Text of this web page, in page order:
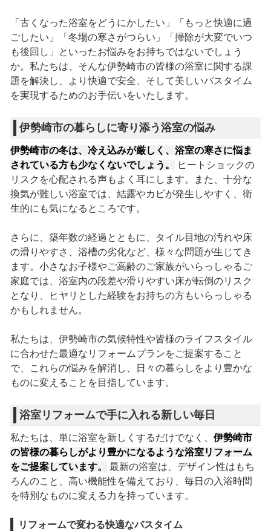
「古くなった浴室をどうにかしたい」「もっと快適に過
ごしたい」「冬場の寒さがつらい」「掃除が大変でいつ
も後回し」といったお悩みをお持ちではないでしょう
か。私たちは、そんな伊勢崎市の皆様の浴室に関する課
題を解決し、より快適で安全、そして美しいバスタイム
を実現するためのお手伝いをいたします。
伊勢崎市の暮らしに寄り添う浴室の悩み
伊勢崎市の冬は、冷え込みが厳しく、浴室の寒さに悩ま
されている方も少なくないでしょう。
ヒートショックの
リスクを心配される声もよく耳にします。また、十分な
換気が難しい浴室では、結露やカビが発生しやすく、衛
生的にも気になるところです。
さらに、築年数の経過とともに、タイル目地の汚れや床
の滑りやすさ、浴槽の劣化など、様々な問題が生じてき
ます。小さなお子様やご高齢のご家族がいらっしゃるご
家庭では、浴室内の段差や滑りやすい床が転倒のリスク
となり、ヒヤリとした経験をお持ちの方もいらっしゃる
かもしれません。
私たちは、伊勢崎市の気候特性や皆様のライフスタイル
に合わせた最適なリフォームプランをご提案すること
で、これらの悩みを解消し、日々の暮らしをより豊かな
ものに変えることを目指しています。
浴室リフォームで手に入れる新しい毎日
私たちは、単に浴室を新しくするだけでなく、 伊勢崎市
の皆様の暮らしがより豊かになるような浴室リフォーム
をご提案しています。
最新の浴室は、デザイン性はもち
ろんのこと、高い機能性を備えており、毎日の入浴時間
を特別なものに変える力を持っています。
リフォームで変わる快適なバスタイム